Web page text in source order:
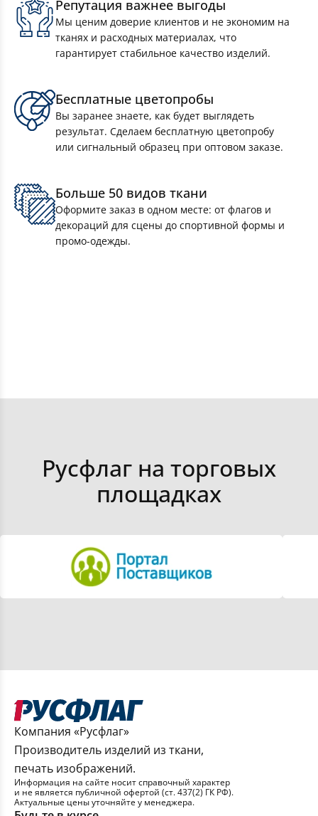
Флаги стран мира
Флаги произвольного дизайна
Флаги республик РФ
Флаги краев РФ
Репутация важнее выгоды
Мы ценим доверие клиентов и не экономим на
тканях и расходных материалах, что
гарантирует стабильное качество изделий.
Бесплатные цветопробы
Вы заранее знаете, как будет выглядеть
результат. Сделаем бесплатную цветопробу
или сигнальный образец при оптовом заказе.
Больше 50 видов ткани
Оформите заказ в одном месте: от флагов и
декораций для сцены до спортивной формы и
промо-одежды.
Получить консультацию
Русфлаг на торговых
площадках
Компания «Русфлаг»
Производитель изделий из ткани,
печать изображений.
Информация на сайте носит справочный характер
и не является публичной офертой (ст. 437(2) ГК РФ).
Актуальные цены уточняйте у менеджера.